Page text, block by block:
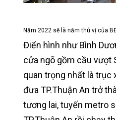
Năm 2022 sẽ là năm thú vị của
Điển hình như Bình
cửa ngõ gồm cầu vượt
quan trọng nhất là trục
đưa TP.Thuận An trở
tương lai, tuyến metro